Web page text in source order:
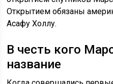
Открытием обязаны
Асафу Холлу.
В честь кого
название